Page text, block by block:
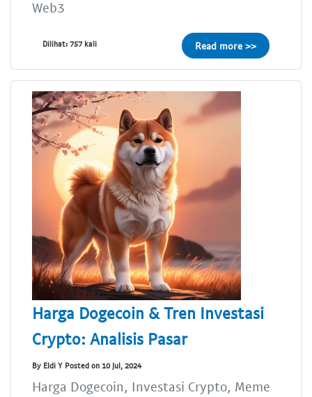
Web3
Dilihat: 757 kali Read more >>
Harga Dogecoin & Tren Investasi
Crypto: Analisis Pasar
By Eldi Y Posted on 10 Jul, 2024
Harga Dogecoin, Investasi Crypto, Meme